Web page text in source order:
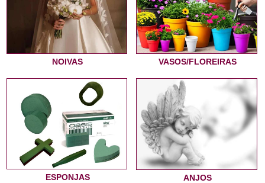
NOIVAS VASOS/FLOREIRAS
ESPONJAS ANJOS